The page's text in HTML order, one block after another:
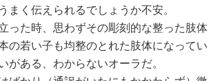
まく伝えられるでしょうか不安。
った時、思わずその彫刻的な整った肢体
の若い子も均整のとれた肢体になってい
がある、わからないオーラだ。